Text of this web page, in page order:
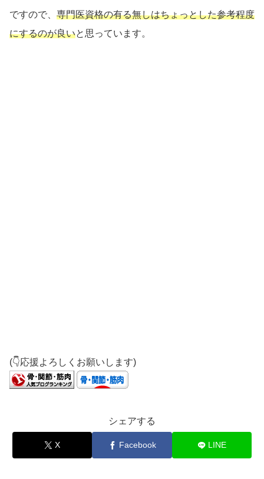
ですので、 専門医資格の有る無しはちょっとした参考程度
にするのが良いと思っています。
(👇応援よろしくお願いします)
シェアする
X Facebook LINE